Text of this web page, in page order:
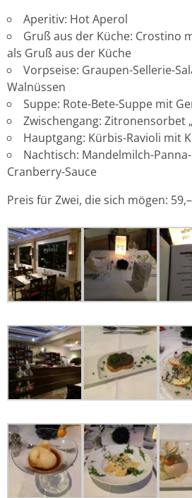
Aperitiv: Hot Aperol
Gruß aus der Küche: Crostino
als Gruß aus der Küche
Vorpseise: Graupen-Sellerie-
Walnüssen
Suppe: Rote-Bete-Suppe mit
Zwischengang: Zitronensorbet
Hauptgang: Kürbis-Ravioli mit
Nachtisch: Mandelmilch-
Cranberry-Sauce
Preis für Zwei, die sich mögen: 59,–